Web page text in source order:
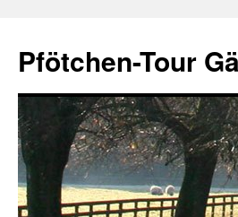
content
Pfötchen-Tour